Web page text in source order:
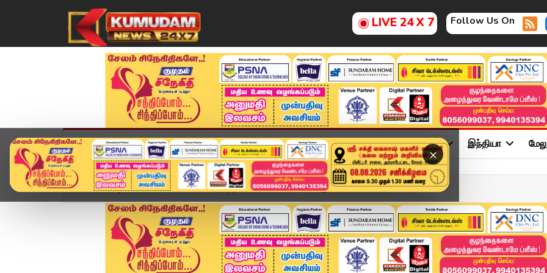
LIVE 24 X 7 Follow Us On
×
முகப்பு விளையாட்டு அண்மை தமிழ்நாடு சினிமா அரசியல் விளையாட்டு இந்தியா
Home வீடியோ ஸ்டோரி 48 மணி நேரத்தில் வங்கக்கடலில் புயல் உருவாக வாய்...